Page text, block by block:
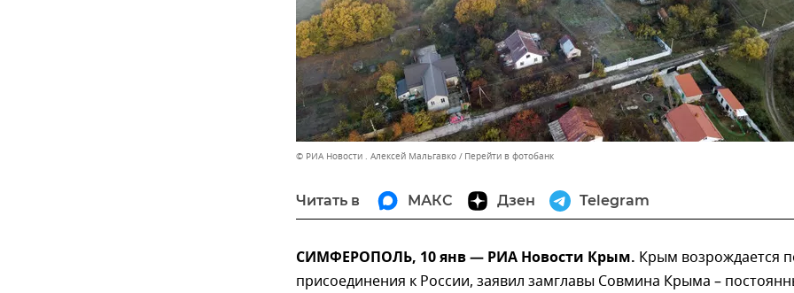
© РИА Новости . Алексей Мальгавко Перейти в фотобанк
Читать в МАКС Дзен Telegram
СИМФЕРОПОЛЬ, 10 янв — РИА Новости Крым. Крым возрождается
присоединения к России, заявил замглавы Совмина Крыма –